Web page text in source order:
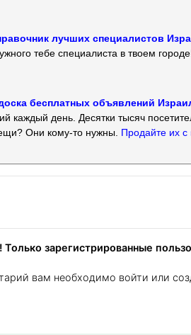
лучших специалистов
тебе специалиста в твоем
бесплатных объявлений
каждый день. Десятки тысяч
Они кому-то нужны. Продайте их с
зарегистрированные
вам необходимо войти или